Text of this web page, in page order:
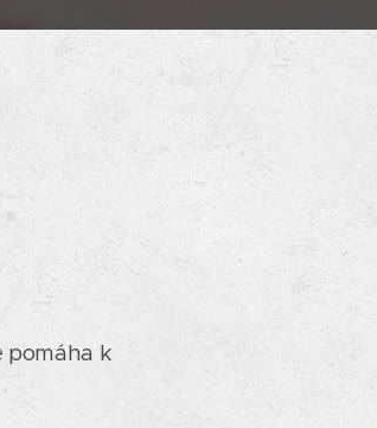
pomáha k